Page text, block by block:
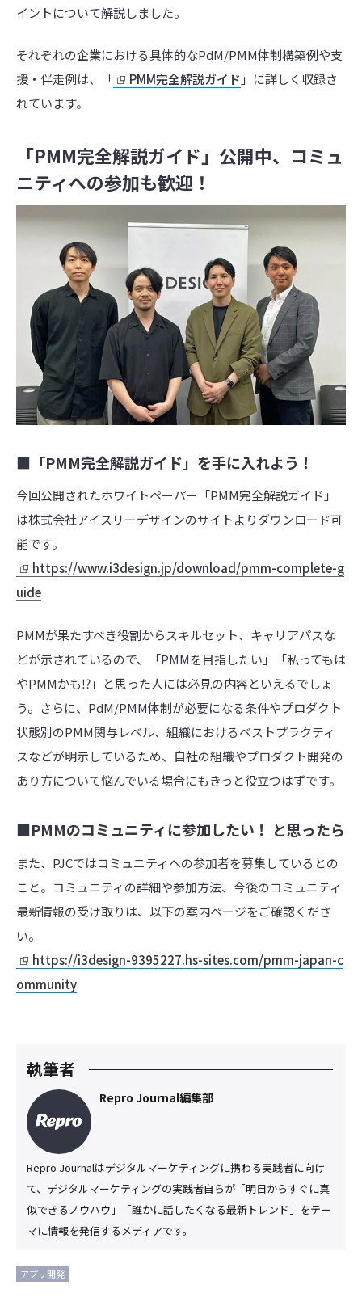
イントについて解説しました。
それぞれの企業における具体的なPdM/PMM体制構築例や支
援・伴走例は、「
PMM完全解説ガイド 」に詳しく収録さ
れています。
「PMM完全解説ガイド」公開中、コミュ
ニティへの参加も歓迎！
■「PMM完全解説ガイド」を手に入れよう！
今回公開されたホワイトペーパー「PMM完全解説ガイド」
は株式会社アイスリーデザインのサイトよりダウンロード可
能です。
https://www.i3design.jp/download/pmm-complete-g
uide
PMMが果たすべき役割からスキルセット、キャリアパスな
どが示されているので、「PMMを目指したい」「私ってもは
やPMMかも⁉」と思った人には必見の内容といえるでしょ
う。さらに、PdM/PMM体制が必要になる条件やプロダクト
状態別のPMM関与レベル、組織におけるベストプラクティ
スなどが明示しているため、自社の組織やプロダクト開発の
あり方について悩んでいる場合にもきっと役立つはずです。
■PMMのコミュニティに参加したい！ と思ったら
また、PJCではコミュニティへの参加者を募集しているとの
こと。コミュニティの詳細や参加方法、今後のコミュニティ
最新情報の受け取りは、以下の案内ページをご確認くださ
い。
https://i3design-9395227.hs-sites.com/pmm-japan-c
ommunity
執筆者
Repro Journal編集部
Repro Journalはデジタルマーケティングに携わる実践者に向け
て、デジタルマーケティングの実践者自らが「明日からすぐに真
似できるノウハウ」「誰かに話したくなる最新トレンド」をテー
マに情報を発信するメディアです。
アプリ開発